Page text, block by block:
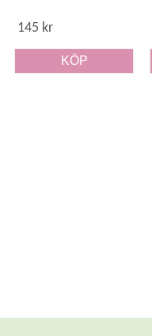
145 kr
KÖP